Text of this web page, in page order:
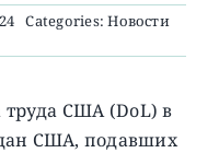
Categories:Новости
США (DoL) в
США, подавших